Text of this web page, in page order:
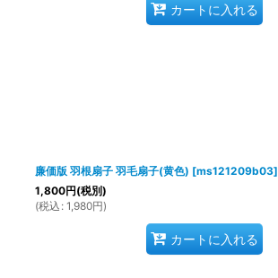
カートに入れる
廉価版 羽根扇子 羽毛扇子(黄色) [ms121209b03]
1,800円(税別)
(税込 : 1,980円)
カートに入れる